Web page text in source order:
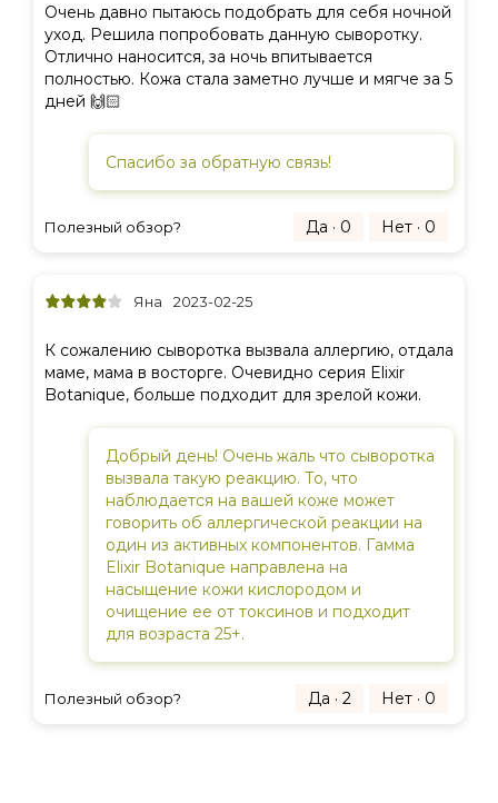
Очень давно пытаюсь подобрать для себя ночной
уход. Решила попробовать данную сыворотку.
Отлично наносится, за ночь впитывается
полностью. Кожа стала заметно лучше и мягче за 5
дней 🙌🏻
Спасибо за обратную связь!
Полезный обзор? Да · 0 Нет · 0
Яна 2023-02-25
К сожалению сыворотка вызвала аллергию, отдала
маме, мама в восторге. Очевидно серия Elixir
Botanique, больше подходит для зрелой кожи.
Добрый день! Очень жаль что сыворотка
вызвала такую реакцию. То, что
наблюдается на вашей коже может
говорить об аллергической реакции на
один из активных компонентов. Гамма
Elixir Botanique направлена на
насыщение кожи кислородом и
очищение ее от токсинов и подходит
для возраста 25+.
Полезный обзор? Да · 2 Нет · 0